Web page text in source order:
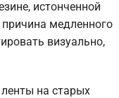
истонченной
медленного
визуально,
на старых